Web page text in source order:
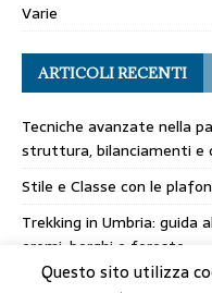
Varie
ARTICOLI RECENTI
Tecniche avanzate nella
struttura, bilanciamenti e
Stile e Classe con le
Trekking in Umbria: guida
eremi, borghi e foreste
I filati italiani: la chiave
Questo sito utilizza